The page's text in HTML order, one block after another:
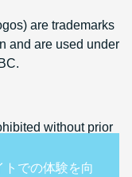
are trademarks
and are used under
without prior
トでの体験を向